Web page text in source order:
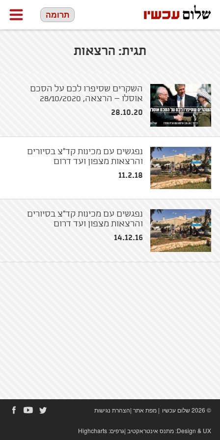
תרומה
תגית: הרצאות
השקרים שסיפרו לכם על הסכם
אוסלו – הרצאה, 28/10/2020
28.10.20
נפגשים עם מכינות קד"צ בסיורים
והרצאות מצפון ועד דרום
11.2.18
נפגשים עם מכינות קד"צ בסיורים
והרצאות מצפון ועד דרום
14.12.16
© 2026 שלום עכשיו | מפת אתר|הצהרת נגישות
Design & UX: מתנס אינטראקטיב|גרפים: Highcharts